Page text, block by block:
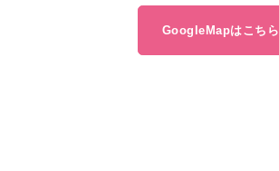
GoogleMapはこちら